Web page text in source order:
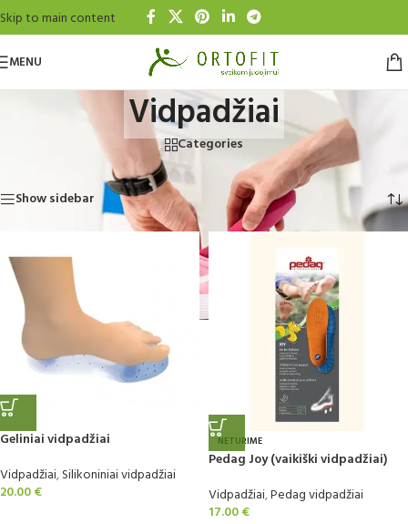
Skip to main content
MENU
Vidpadžiai
Categories
Ortopedinės prekės »Vidpadžiai
Rodomi visi rezultatai: 7
Show sidebar
Geliniai vidpadžiai
Vidpadžiai,Silikoniniai vidpadžiai
20.00€
NETURIME
Pedag Joy (vaikiški vidpadžiai)
Vidpadžiai,Pedag vidpadžiai
17.00€